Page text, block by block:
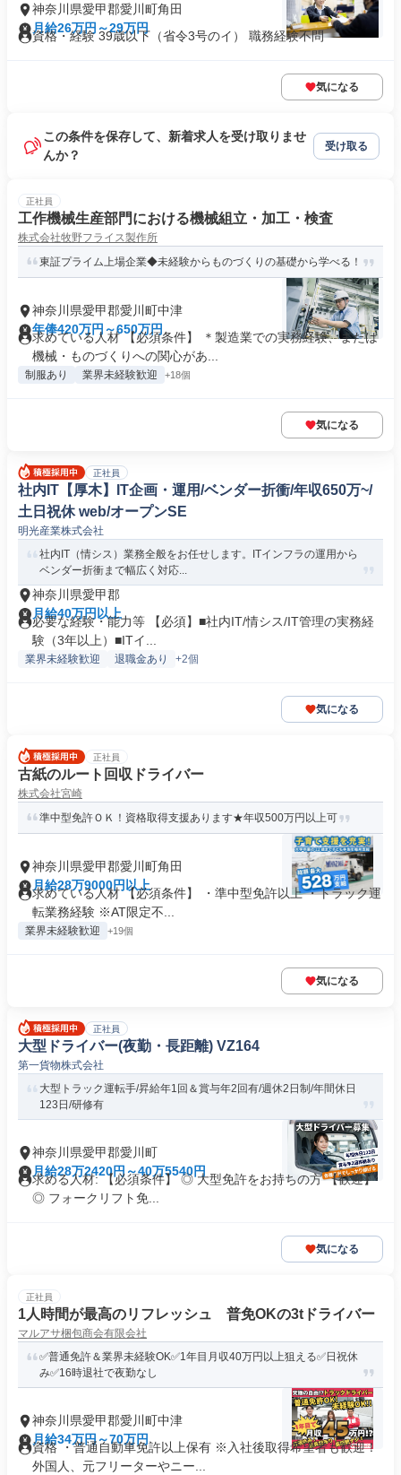
神奈川県愛甲郡愛川町角田
月給26万円～29万円
資格・経験 39歳以下（省令3号のイ） 職務経験不問
気になる
この条件を保存して、新着求人を受け取りませ
んか？
受け取る
正社員
工作機械生産部門における機械組立・加工・検査
株式会社牧野フライス製作所
東証プライム上場企業◆未経験からものづくりの基礎から学べる！
神奈川県愛甲郡愛川町中津
年俸420万円～650万円
求めている人材 【必須条件】 ＊製造業での実務経験、または
機械・ものづくりへの関心があ...
制服あり 業界未経験歓迎 +18個
気になる
正社員
社内IT【厚木】IT企画・運用/ベンダー折衝/年収650万~/
土日祝休 web/オープンSE
明光産業株式会社
社内IT（情シス）業務全般をお任せします。ITインフラの運用から
ベンダー折衝まで幅広く対応...
神奈川県愛甲郡
月給40万円以上
必要な経験・能力等 【必須】■社内IT/情シス/IT管理の実務経
験（3年以上）■ITイ...
業界未経験歓迎 退職金あり +2個
気になる
正社員
古紙のルート回収ドライバー
株式会社宮崎
準中型免許ＯＫ！資格取得支援あります★年収500万円以上可
神奈川県愛甲郡愛川町角田
月給28万9000円以上
求めている人材 【必須条件】 ・準中型免許以上 ・トラック運
転業務経験 ※AT限定不...
業界未経験歓迎 +19個
気になる
正社員
大型ドライバー(夜勤・長距離) VZ164
第一貨物株式会社
大型トラック運転手/昇給年1回＆賞与年2回有/週休2日制/年間休日
123日/研修有
神奈川県愛甲郡愛川町
月給28万2420円～40万5540円
求める人材: 【必須条件】 ◎ 大型免許をお持ちの方 【歓迎】
◎ フォークリフト免...
気になる
正社員
1人時間が最高のリフレッシュ 普免OKの3tドライバー
マルアサ梱包商会有限会社
✅普通免許＆業界未経験OK✅1年目月収40万円以上狙える✅日祝休
み✅16時退社で夜勤なし
神奈川県愛甲郡愛川町中津
月給34万円～70万円
資格 ・普通自動車免許以上保有 ※入社後取得希望者も歓迎！
外国人、元フリーターやニー...